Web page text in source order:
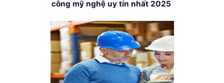
công mỹ nghệ uy tín nhất 2025